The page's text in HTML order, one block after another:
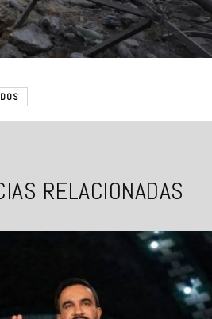
RELACIONADAS